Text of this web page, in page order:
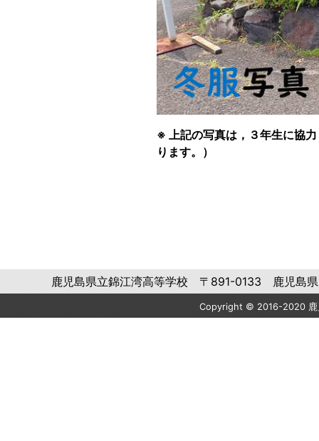
※ 上記の写真は，３年生に協
ります。）
鹿児島県立錦江湾高等学校 〒891-0133 鹿児島
Copyright © 2016-2020 鹿